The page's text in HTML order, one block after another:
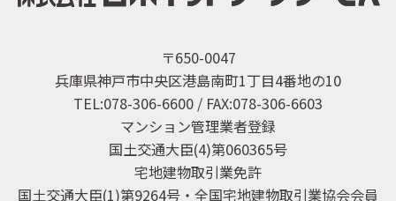
〒650-0047
兵庫県神戸市中央区港島南町1丁目4番地の10
TEL:078-306-6600 / FAX:078-306-6603
マンション管理業者登録
国土交通大臣(4)第060365号
宅地建物取引業免許
国土交通大臣(1)第9264号・全国宅地建物取引業協会会員